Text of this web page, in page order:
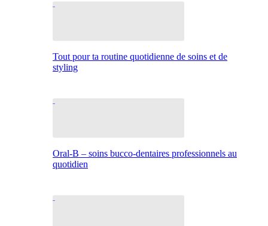
Tout pour ta routine quotidienne de soins et de
styling
Oral-B – soins bucco-dentaires professionnels au
quotidien